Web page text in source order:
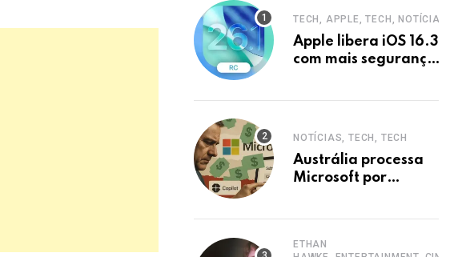
TECH, APPLE, TECH, NOTÍCIAS
Apple libera iOS 16.3
com mais segurança
NOTÍCIAS, TECH, TECH
Austrália processa
Microsoft por
ETHAN